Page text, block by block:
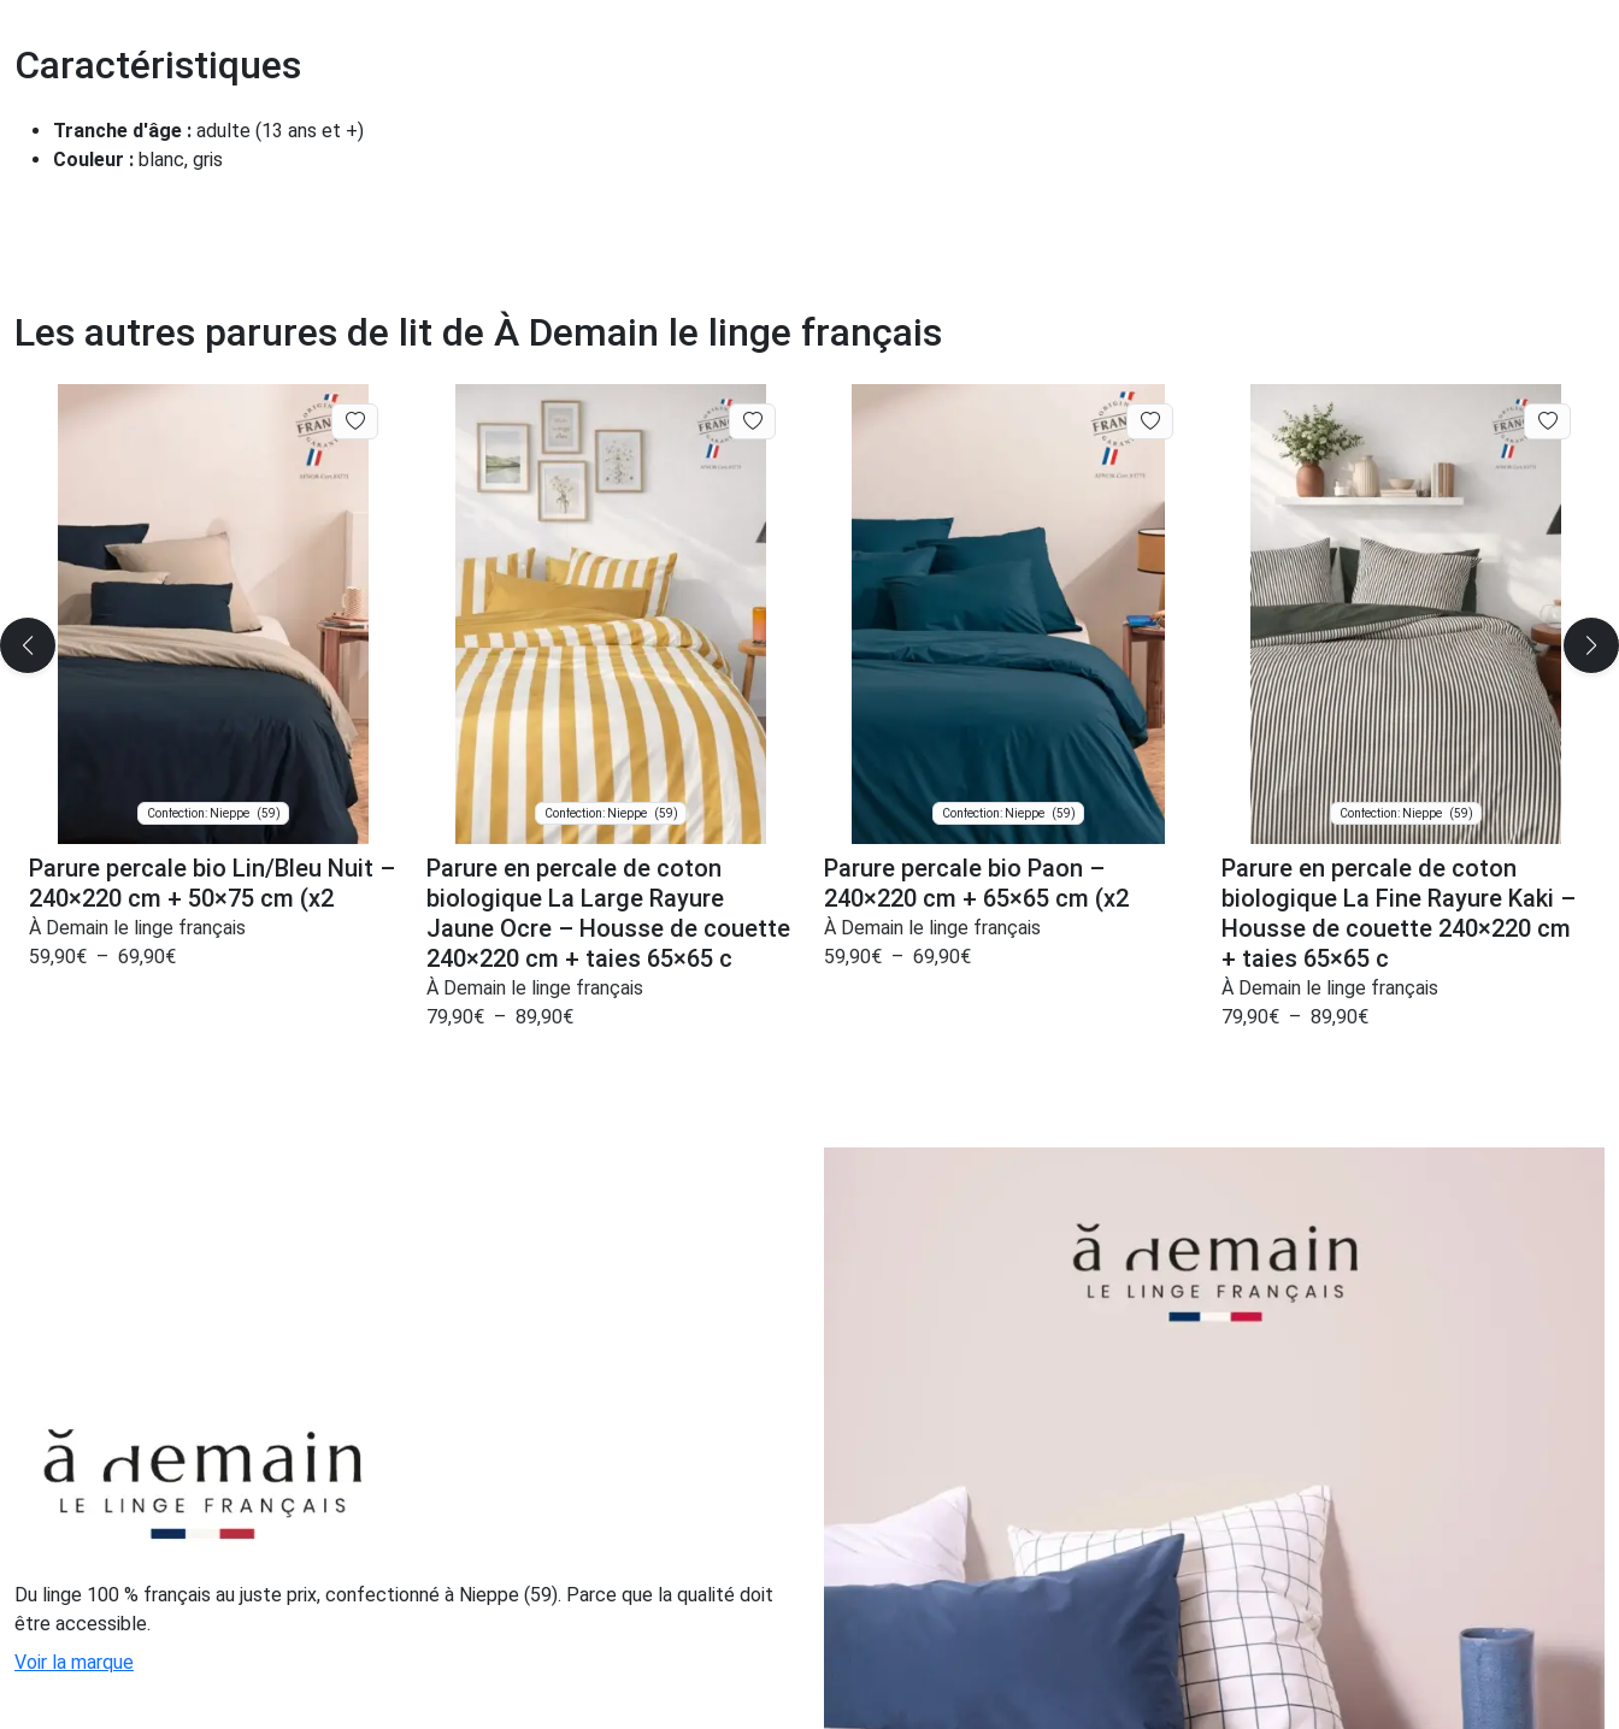
Caractéristiques
Tranche d'âge : adulte (13 ans et +)
Couleur : blanc, gris
Les autres parures de lit de À Demain le linge français
Confection: Nieppe (59)
Parure percale bio Lin/Bleu Nuit –
240×220 cm + 50×75 cm (x2
À Demain le linge français
59,90€ – 69,90€
Confection: Nieppe (59)
Parure en percale de coton
biologique La Large Rayure
Jaune Ocre – Housse de couette
240×220 cm + taies 65×65 c
À Demain le linge français
79,90€ – 89,90€
Confection: Nieppe (59)
Parure percale bio Paon –
240×220 cm + 65×65 cm (x2
À Demain le linge français
59,90€ – 69,90€
Confection: Nieppe (59)
Parure en percale de coton
biologique La Fine Rayure Kaki –
Housse de couette 240×220 cm
+ taies 65×65 c
À Demain le linge français
79,90€ – 89,90€
Du linge 100 % français au juste prix, confectionné à Nieppe (59). Parce que la qualité doit
être accessible.
Voir la marque